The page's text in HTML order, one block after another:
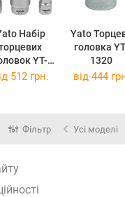
Набір
YT-
17525
Yato
головка YT-
1320
512 грн. від 444
Фільтр Усі моделі